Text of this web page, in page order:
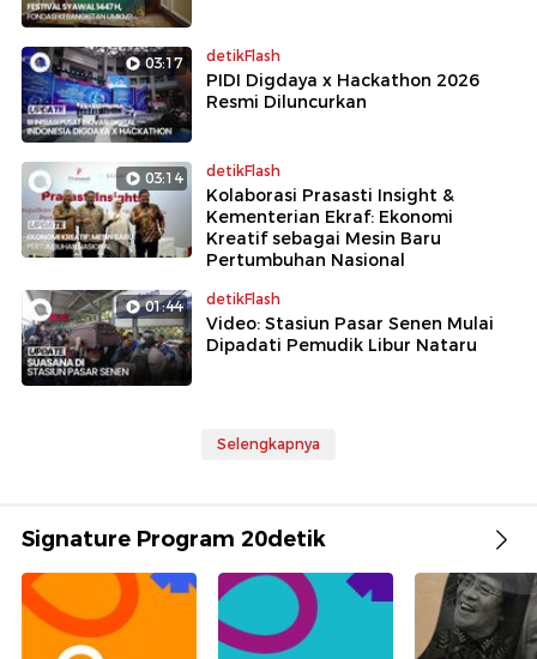
03:17 detikFlash
PIDI Digdaya x Hackathon 2026
Resmi Diluncurkan
03:14 detikFlash
Kolaborasi Prasasti Insight &
Kementerian Ekraf: Ekonomi
Kreatif sebagai Mesin Baru
Pertumbuhan Nasional
01:44 detikFlash
Video: Stasiun Pasar Senen Mulai
Dipadati Pemudik Libur Nataru
Selengkapnya
Signature Program 20detik